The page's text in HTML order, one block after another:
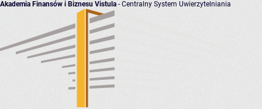
Akademia Finansów i Biznesu Vistula - Centralny System Uwierzytelniania